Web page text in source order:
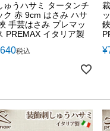
ゅうハサミ タータンチ
ク 赤 9cm はさみ ハサ
手芸はさみ プレマッ
PREMAX イタリア製
税込 ¥